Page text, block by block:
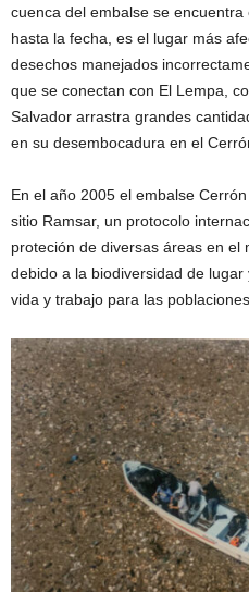
cuenca del embalse se encuentra
hasta la fecha, es el lugar más
desechos manejados
que se conectan con El Lempa,
Salvador arrastra grandes
en su desembocadura en el
En el año 2005 el embalse
sitio Ramsar, un protocolo
proteción de diversas áreas en el
debido a la biodiversidad de
vida y trabajo para las